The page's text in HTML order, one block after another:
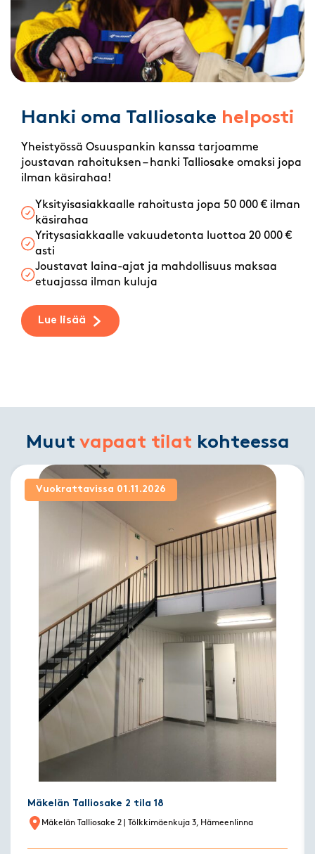
Hanki oma Talliosake helposti
Yheistyössä Osuuspankin kanssa tarjoamme
joustavan rahoituksen – hanki Talliosake omaksi jopa
ilman käsirahaa!
Yksityisasiakkaalle rahoitusta jopa 50 000 € ilman
käsirahaa
Yritysasiakkaalle vakuudetonta luottoa 20 000 €
asti
Joustavat laina-ajat ja mahdollisuus maksaa
etuajassa ilman kuluja
Lue lisää
Muut vapaat tilat kohteessa
Vuokrattavissa 01.11.2026
Mäkelän Talliosake 2 tila 18
Mäkelän Talliosake 2 | Tölkkimäenkuja 3, Hämeenlinna